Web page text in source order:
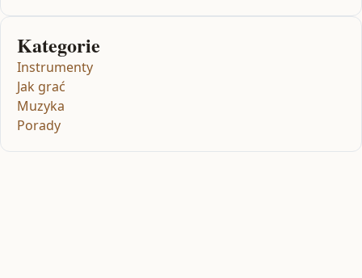
Kategorie
Instrumenty
Jak grać
Muzyka
Porady